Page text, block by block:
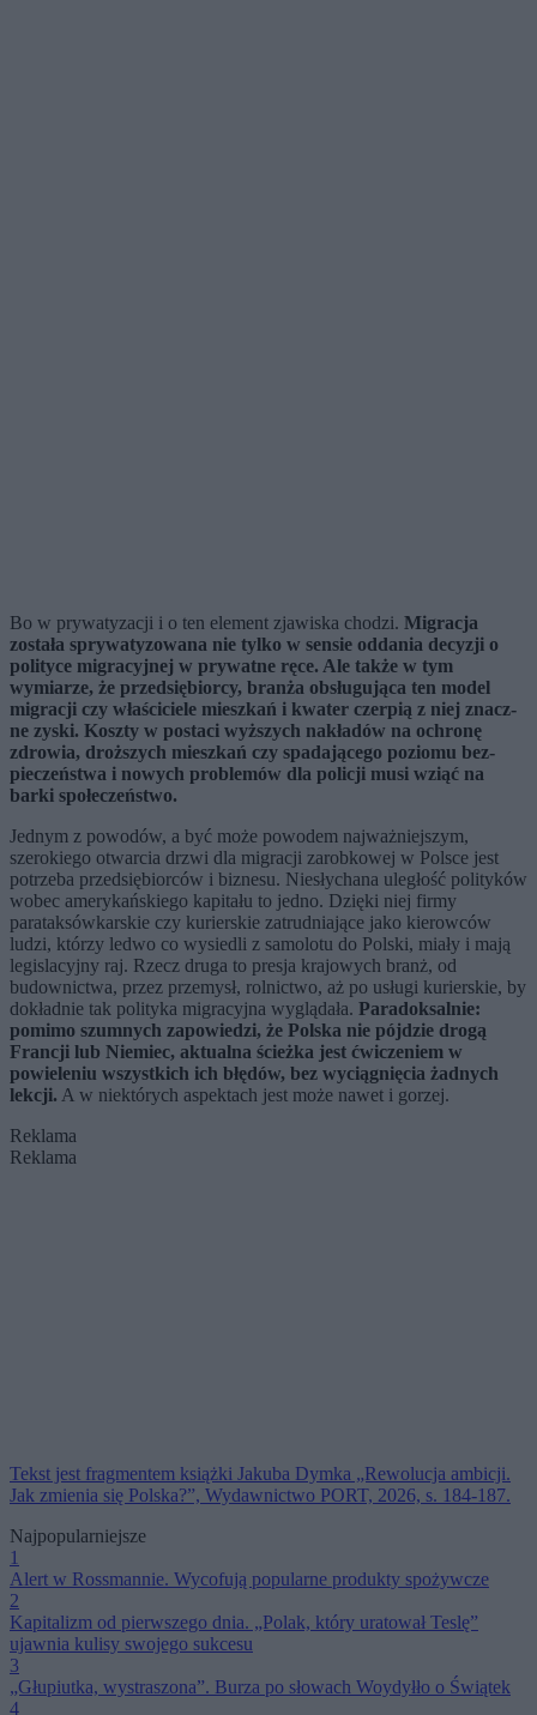
Bo w prywatyzacji i o ten element zjawiska chodzi. Migracja
została sprywatyzowana nie tylko w sensie oddania decyzji o
polityce migracyjnej w prywatne ręce. Ale także w tym
wymiarze, że przedsiębiorcy, branża obsługująca ten model
migracji czy właściciele mieszkań i kwater czerpią z niej znacz­
ne zyski. Koszty w postaci wyższych nakładów na ochronę
zdrowia, droższych mieszkań czy spadającego poziomu bez­
pieczeństwa i nowych problemów dla policji musi wziąć na
barki społeczeństwo.
Jednym z powodów, a być może powodem najważniejszym,
szerokiego otwarcia drzwi dla migracji zarobkowej w Polsce jest
potrzeba przedsiębiorców i biznesu. Niesłychana uległość polityków
wobec amerykańskiego kapitału to jedno. Dzięki niej firmy
parataksówkarskie czy kurierskie zatrudniające jako kierowców
ludzi, którzy ledwo co wysiedli z samolotu do Polski, miały i mają
legislacyjny raj. Rzecz druga to presja krajowych branż, od
budownictwa, przez przemysł, rolnictwo, aż po usługi kurierskie, by
dokładnie tak polityka migracyj­na wyglądała. Paradoksalnie:
pomimo szumnych zapowiedzi, że Polska nie pójdzie drogą
Francji lub Niemiec, aktualna ścieżka jest ćwiczeniem w
powieleniu wszystkich ich błędów, bez wyciągnięcia żadnych
lekcji. A w niektórych aspektach jest może nawet i gorzej.
Reklama
Reklama
Tekst jest fragmentem książki Jakuba Dymka „Rewolucja ambicji.
Jak zmienia się Polska?”, Wydawnictwo PORT, 2026, s. 184-187.
Najpopularniejsze
1
Alert w Rossmannie. Wycofują popularne produkty spożywcze
2
Kapitalizm od pierwszego dnia. „Polak, który uratował Teslę”
ujawnia kulisy swojego sukcesu
3
„Głupiutka, wystraszona”. Burza po słowach Woydyłło o Świątek
4